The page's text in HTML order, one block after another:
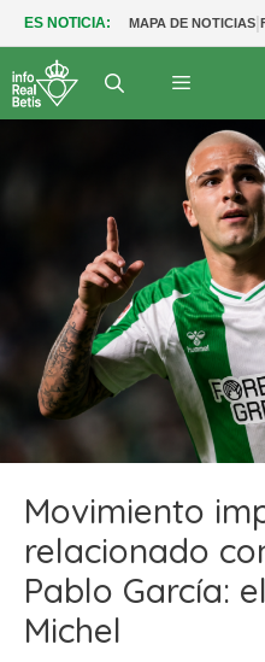
ES NOTICIA: MAPA DE NOTICIAS|
Movimiento
relacionado
Pablo García:
Michel